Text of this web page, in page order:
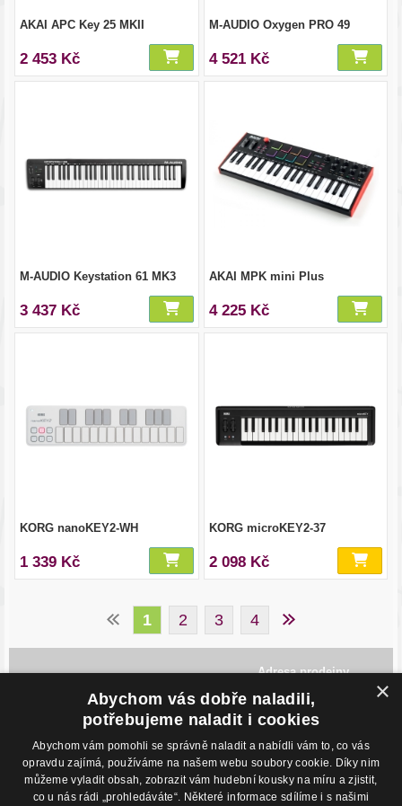
AKAI APC Key 25 MKII
2 453 Kč
M-AUDIO Oxygen PRO 49
4 521 Kč
M-AUDIO Keystation 61 MK3
3 437 Kč
AKAI MPK mini Plus
4 225 Kč
KORG nanoKEY2-WH
1 339 Kč
KORG microKEY2-37
2 098 Kč
1 2 3 4
Adresa prodejny
Havlíčkovo Nábřeží 28,
702 00, Ostrava
Česká Republika
Kontakty
Eshop: +420 725 169 052
Prodejna: +420 596 113 012
O nákupu
Obchodní podmínky
Podmínky prodeje na splátky
×
Abychom vás dobře naladili,
potřebujeme naladit i cookies
Abychom vám pomohli se správně naladit a nabídli vám to, co vás
opravdu zajímá, používáme na našem webu soubory cookie. Díky nim
můžeme vyladit obsah, zobrazit vám hudební kousky na míru a zjistit,
co u nás rádi „prohledáváte“. Některé informace sdílíme i s našimi